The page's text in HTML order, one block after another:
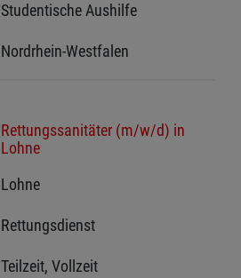
Studentische Aushilfe
Nordrhein-Westfalen
Rettungssanitäter (m/w/d) in
Lohne
Lohne
Rettungsdienst
Teilzeit, Vollzeit